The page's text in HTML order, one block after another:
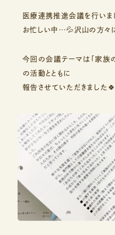
エリアから探す
医療連携推進会議を行いま
お忙しい中…💦沢山の方々
今回の会議テーマは「家族
の活動とともに
報告させていただきました🍀